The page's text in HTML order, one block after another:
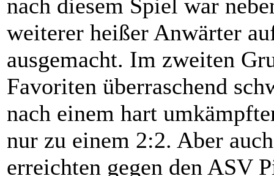
nach diesem Spiel war
weiterer heißer Anwärter
ausgemacht. Im zweiten
Favoriten überraschend
nach einem hart
nur zu einem 2:2. Aber
erreichten gegen den ASV